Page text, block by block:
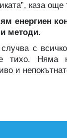
каза още
енергиен
методи.
с
тихо. Няма
и